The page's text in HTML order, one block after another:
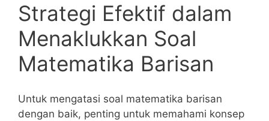
Strategi Efektif dalam
Menaklukkan Soal​
Matematika Barisan
Untuk mengatasi soal matematika barisan
dengan ⁤baik, penting untuk memahami konsep